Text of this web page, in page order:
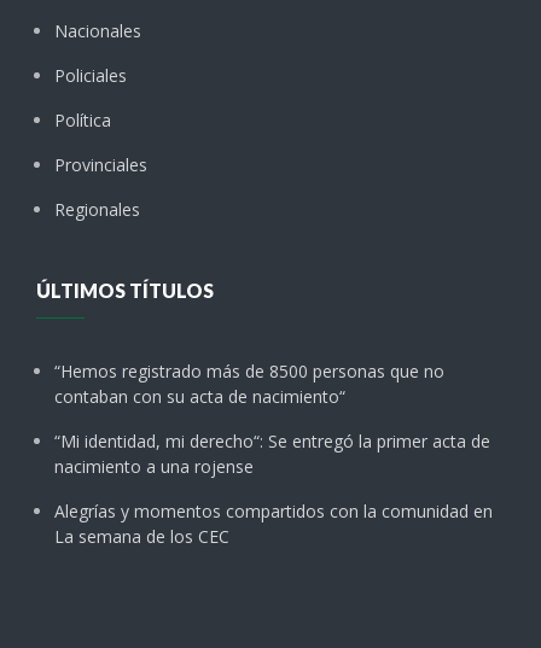
Nacionales
Policiales
Política
Provinciales
Regionales
ÚLTIMOS TÍTULOS
“Hemos registrado más de 8500 personas que no
contaban con su acta de nacimiento“
“Mi identidad, mi derecho“: Se entregó la primer acta de
nacimiento a una rojense
Alegrías y momentos compartidos con la comunidad en
La semana de los CEC